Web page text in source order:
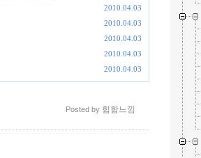
2010.04.03
2010.04.03
2010.04.03
2010.04.03
2010.04.03
Posted by 힙합느낌